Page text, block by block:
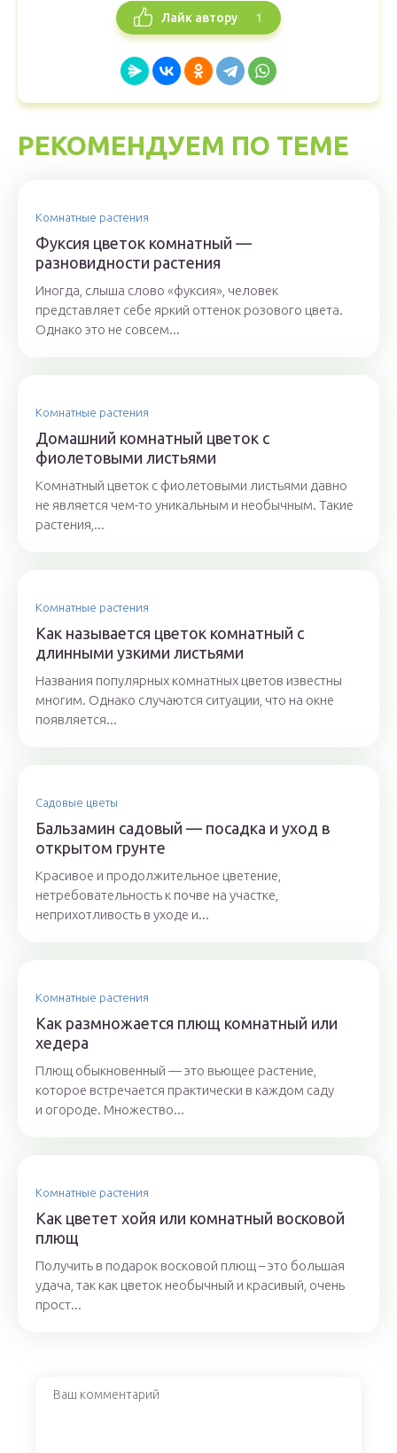
Лайк автору 1
РЕКОМЕНДУЕМ ПО ТЕМЕ
Комнатные растения
Фуксия цветок комнатный —
разновидности растения
Иногда, слыша слово «фуксия», человек
представляет себе яркий оттенок розового цвета.
Однако это не совсем...
Комнатные растения
Домашний комнатный цветок с
фиолетовыми листьями
Комнатный цветок с фиолетовыми листьями давно
не является чем-то уникальным и необычным. Такие
растения,...
Комнатные растения
Как называется цветок комнатный с
длинными узкими листьями
Названия популярных комнатных цветов известны
многим. Однако случаются ситуации, что на окне
появляется...
Садовые цветы
Бальзамин садовый — посадка и уход в
открытом грунте
Красивое и продолжительное цветение,
нетребовательность к почве на участке,
неприхотливость в уходе и...
Комнатные растения
Как размножается плющ комнатный или
хедера
Плющ обыкновенный — это вьющее растение,
которое встречается практически в каждом саду
и огороде. Множество...
Комнатные растения
Как цветет хойя или комнатный восковой
плющ
Получить в подарок восковой плющ – это большая
удача, так как цветок необычный и красивый, очень
прост...